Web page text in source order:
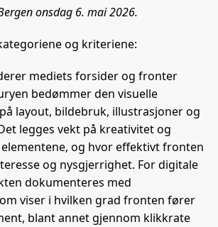
onsdag 6. mai 2026.
og kriteriene:
mediets forsider og fronter
bedømmer den visuelle
layout, bildebruk, illustrasjoner og
legges vekt på kreativitet og
og hvor effektivt fronten
og nysgjerrighet. For digitale
dokumenteres med
viser i hvilken grad fronten fører
blant annet gjennom klikkrate